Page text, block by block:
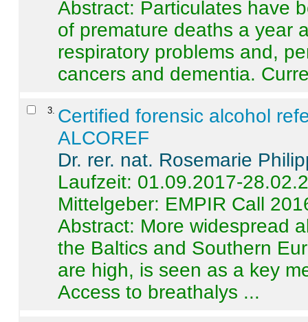
Abstract: Particulates have
of premature deaths a year
respiratory problems and,
cancers and dementia.
3 Certified forensic alcohol
ALCOREF
Dr. rer. nat. Rosemarie
Laufzeit: 01.09.2017-
Mittelgeber: EMPIR Call
Abstract: More widespread
the Baltics and Southern
are high, is seen as a key
Access to breathalys ...